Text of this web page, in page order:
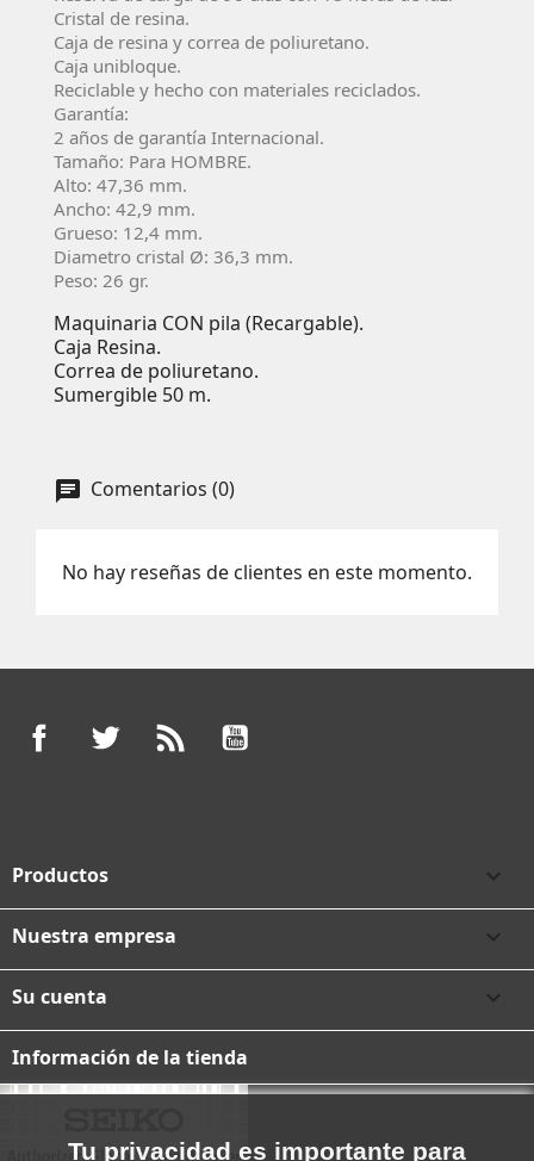
Cristal de resina.
Caja de resina y correa de poliuretano.
Caja unibloque.
Reciclable y hecho con materiales reciclados.
Garantía:
2 años de garantía Internacional.
Tamaño: Para HOMBRE.
Alto: 47,36 mm.
Ancho: 42,9 mm.
Grueso: 12,4 mm.
Diametro cristal Ø: 36,3 mm.
Peso: 26 gr.
Maquinaria CON pila (Recargable).
Caja Resina.
Correa de poliuretano.
Sumergible 50 m.
Comentarios (0)
No hay reseñas de clientes en este momento.
FacebookTwitter
Productos 
Nuestra empresa 
Su cuenta 
Información de la tienda
Tu privacidad es importante para